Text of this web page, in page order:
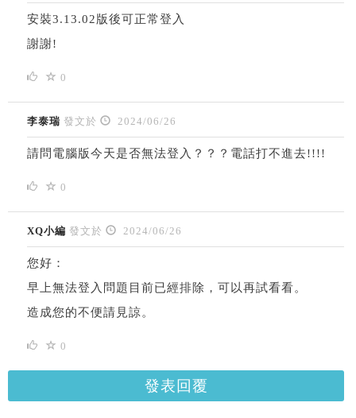
安裝3.13.02版後可正常登入
謝謝!
0
李泰瑞 發文於 2024/06/26
請問電腦版今天是否無法登入？？？電話打不進去!!!!
0
XQ小編 發文於 2024/06/26
您好：
早上無法登入問題目前已經排除，可以再試看看。
造成您的不便請見諒。
0
發表回覆